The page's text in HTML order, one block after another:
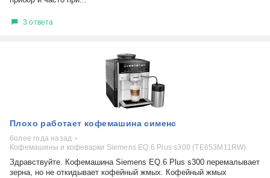
3 ответа
Плохо работает кофемашина сименс
более года назад
Кофемашины и кофеварки Siemens EQ.6 Plus s300 (TE653M11RW)
Здравствуйте. Кофемашина Siemens EQ.6 Plus s300 перемалывает
зерна, но не откидывает кофейный жмых. Кофейный жмых